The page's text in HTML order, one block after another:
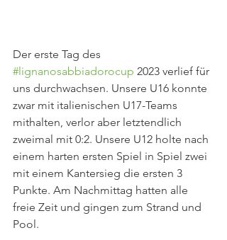
Der erste Tag des
#lignanosabbiadorocup 2023 verlief für
uns durchwachsen. Unsere U16 konnte
zwar mit italienischen U17-Teams
mithalten, verlor aber letztendlich
zweimal mit 0:2. Unsere U12 holte nach
einem harten ersten Spiel in Spiel zwei
mit einem Kantersieg die ersten 3
Punkte. Am Nachmittag hatten alle
freie Zeit und gingen zum Strand und
Pool.